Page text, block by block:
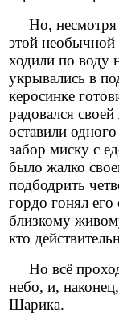
Но, несмотря
этой необычной
ходили по воду
укрывались в
керосинке
радовался
оставили
забор миску с
было жалко
подбодрить
гордо гонял
близкому
кто
Но всё
небо, и,
Шарика.